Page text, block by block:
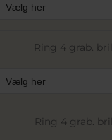
Ring 4 grab.
Ring 4 grab.